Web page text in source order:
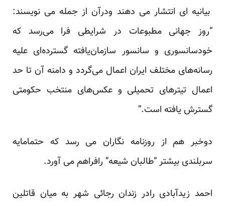
بیانیه ای انتشار می دهند ودرآن از جمله می نویسند:
“روز جهانی مطبوعات در شرایطی فرا می‌رسد که
خودسانسوری و سانسور سازمان‌یافته گسترده‌ای علیه
رسانه‌های مختلف ایران اعمال می‌گردد و دامنه آن تا حد
اعمال تیترهای تحمیلی و عکس‌های منتخب حکومتی
گسترش یافته است.”
دوخبر هم از روزنامه نگاران می رسد که حتمامایه
سربلندی بیشتر “طالبان شیعه” رافراهم می آورد.
احمد زیدآبادی رادر زندان رجائی شهر به میان قاتلین